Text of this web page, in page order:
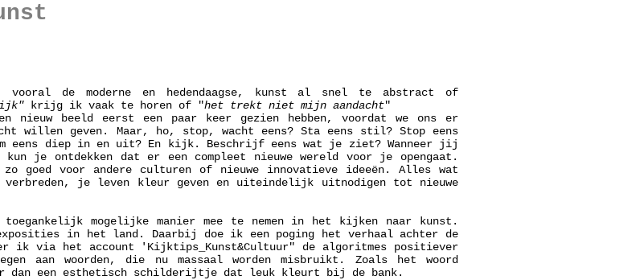
de moderne en hedendaagse, kunst al snel te abstract of
krijg ik vaak te horen of "het trekt niet mijn aandacht"
nieuw beeld eerst een paar keer gezien hebben, voordat we ons er
willen geven. Maar, ho, stop, wacht eens? Sta eens stil? Stop eens
eens diep in en uit? En kijk. Beschrijf eens wat je ziet? Wanneer jij
je ontdekken dat er een compleet nieuwe wereld voor je opengaat.
goed voor andere culturen of nieuwe innovatieve ideeën. Alles wat
je leven kleur geven en uiteindelijk uitnodigen tot nieuwe
mogelijke manier mee te nemen in het kijken naar kunst.
exposities in het land. Daarbij doe ik een poging het verhaal achter de
ik via het account 'Kijktips_Kunst&Cultuur" de algoritmes positiever
aan woorden, die nu massaal worden misbruikt. Zoals het woord
dan een esthetisch schilderijtje dat leuk kleurt bij de bank.